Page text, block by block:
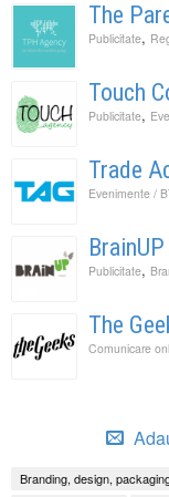
The
Publicitate,
Touch
Publicitate,
Trade
Evenimente /
BrainUP
Publicitate,
The
Comunicare
Branding, design,